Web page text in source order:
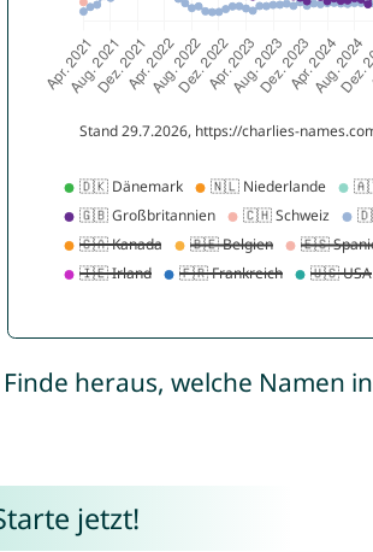
Finde heraus, welche Namen in
jetzt!